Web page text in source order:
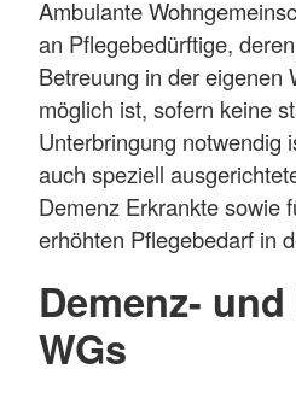
Ambulante
an Pflegebedürftige,
Betreuung in der eigenen
möglich ist, sofern keine
Unterbringung notwendig
auch speziell
Demenz Erkrankte sowie
erhöhten Pflegebedarf in
Demenz-
WGs